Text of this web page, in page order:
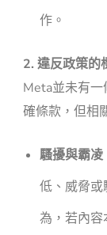
作。
2. 違反政策的
Meta並未有
確條款，但相
騷擾與霸凌
低、威脅
為，若內